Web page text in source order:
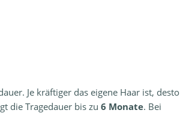
Je kräftiger das eigene Haar ist, desto
die Tragedauer bis zu 6 Monate. Bei